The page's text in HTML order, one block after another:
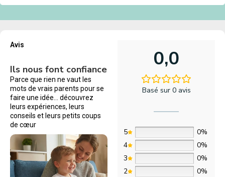
Avis
Ils nous font confiance
Parce que rien ne vaut les
mots de vrais parents pour se
faire une idée… découvrez
leurs expériences, leurs
conseils et leurs petits coups
de cœur
0,0
Basé sur 0 avis
5
0%
4
0%
3
0%
2
0%